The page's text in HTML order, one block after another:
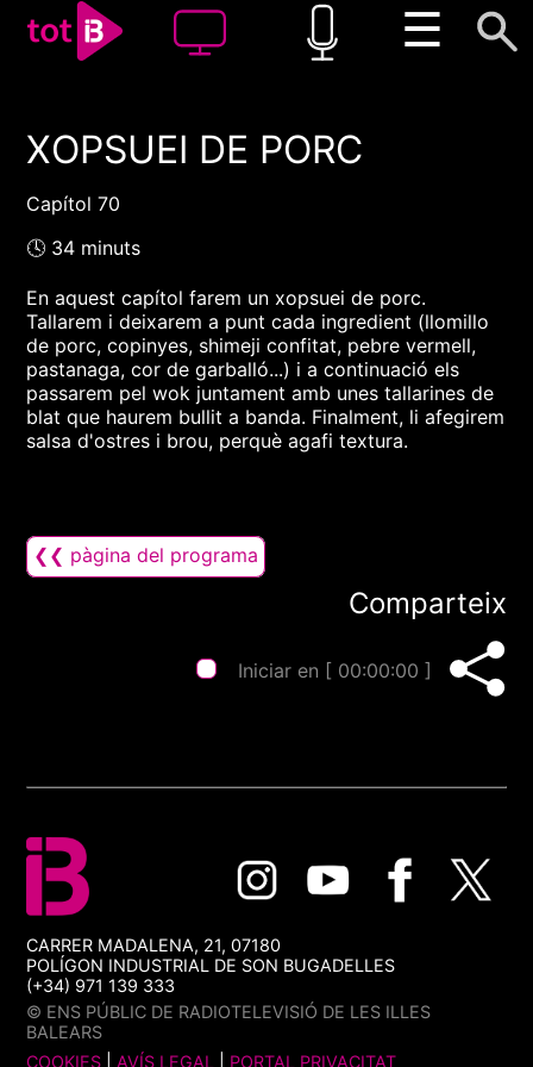
☰
00:00 00:00
XOPSUEI DE PORC
Capítol 70
🕓 34 minuts
En aquest capítol farem un xopsuei de porc.
Tallarem i deixarem a punt cada ingredient (llomillo
de porc, copinyes, shimeji confitat, pebre vermell,
pastanaga, cor de garballó...) i a continuació els
passarem pel wok juntament amb unes tallarines de
blat que haurem bullit a banda. Finalment, li afegirem
salsa d'ostres i brou, perquè agafi textura.
❮❮ pàgina del programa
Comparteix
Iniciar en [ 00:00:00 ]
CARRER MADALENA, 21, 07180
POLÍGON INDUSTRIAL DE SON BUGADELLES
(+34) 971 139 333
© ENS PÚBLIC DE RADIOTELEVISIÓ DE LES ILLES
BALEARS
COOKIES
AVÍS LEGAL PORTAL PRIVACITAT